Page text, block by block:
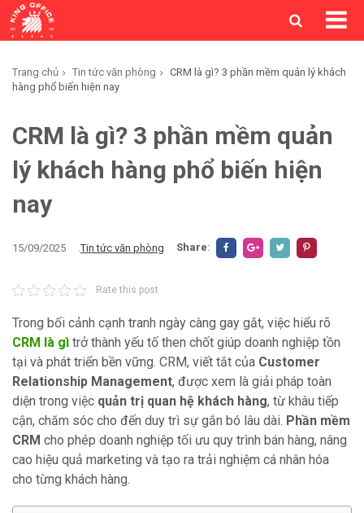
Trang chủ Tin tức văn phòng
CRM là gì? 3 phần mềm quản lý khách
hàng phổ biến hiện nay
CRM là gì? 3 phần mềm quản
lý khách hàng phổ biến hiện
nay
15/09/2025 .Tin tức văn phòng Share:
Rate this post
Trong bối cảnh cạnh tranh ngày càng gay gắt, việc hiểu rõ
CRM là gì trở thành yếu tố then chốt giúp doanh nghiệp tồn
tại và phát triển bền vững. CRM, viết tắt của Customer
Relationship Management, được xem là giải pháp toàn
diện trong việc quản trị quan hệ khách hàng, từ khâu tiếp
cận, chăm sóc cho đến duy trì sự gắn bó lâu dài. Phần mềm
CRM cho phép doanh nghiệp tối ưu quy trình bán hàng, nâng
cao hiệu quả marketing và tạo ra trải nghiệm cá nhân hóa
cho từng khách hàng.